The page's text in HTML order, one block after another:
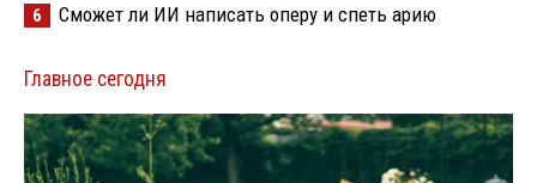
6 Сможет ли ИИ написать оперу и спеть арию
Главное сегодня